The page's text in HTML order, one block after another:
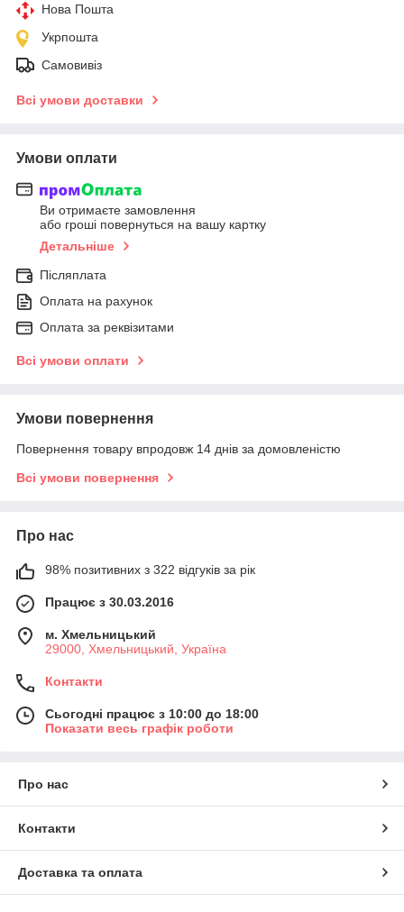
Нова Пошта
Укрпошта
Самовивіз
Всі умови доставки
Умови оплати
Ви отримаєте замовлення
або гроші повернуться на вашу картку
Детальніше
Післяплата
Оплата на рахунок
Оплата за реквізитами
Всі умови оплати
Умови повернення
Повернення товару впродовж 14 днів за домовленістю
Всі умови повернення
Про нас
98% позитивних з 322 відгуків за рік
Працює з 30.03.2016
м. Хмельницький
29000, Хмельницький, Україна
Контакти
Сьогодні працює з 10:00 до 18:00
Показати весь графік роботи
Про нас
Контакти
Доставка та оплата